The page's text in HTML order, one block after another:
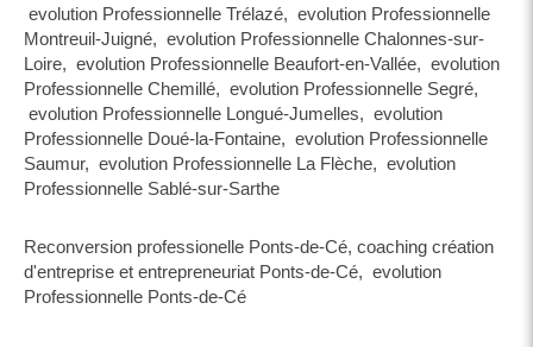
evolution Professionnelle Trélazé, evolution Professionnelle
Montreuil-Juigné, evolution Professionnelle Chalonnes-sur-
Loire, evolution Professionnelle Beaufort-en-Vallée, evolution
Professionnelle Chemillé, evolution Professionnelle Segré,
evolution Professionnelle Longué-Jumelles, evolution
Professionnelle Doué-la-Fontaine, evolution Professionnelle
Saumur, evolution Professionnelle La Flèche, evolution
Professionnelle Sablé-sur-Sarthe
Reconversion professionelle Ponts-de-Cé, coaching création
d'entreprise et entrepreneuriat Ponts-de-Cé, evolution
Professionnelle Ponts-de-Cé